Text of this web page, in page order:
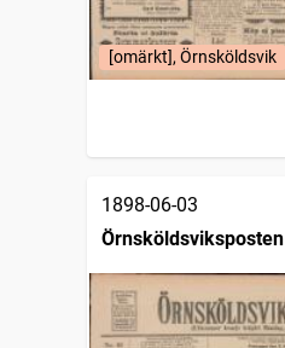
[omärkt], Örnsköldsvik
1898-06-03
Örnsköldsviksposten